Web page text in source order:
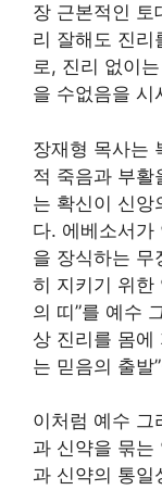
장 근본적인 토
리 잘해도 진리
로, 진리 없이
을 수없음을 시
장재형 목사는
적 죽음과 부활
는 확신이 신앙
다. 에베소서가
을 장식하는 무
히 지키기 위한
의 띠”를 예수
상 진리를 몸에
는 믿음의 출발
이처럼 예수 그
과 신약을 묶는
과 신약의 통일